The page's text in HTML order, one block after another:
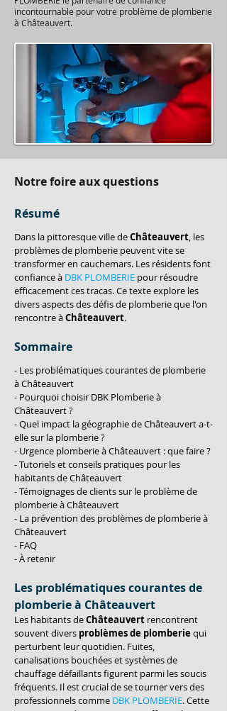
incontournable pour votre problème de plomberie
à Châteauvert.
Notre foire aux questions
Résumé
Dans la pittoresque ville de Châteauvert, les
problèmes de plomberie peuvent vite se
transformer en cauchemars. Les résidents font
confiance à DBK PLOMBERIE pour résoudre
efficacement ces tracas. Ce texte explore les
divers aspects des défis de plomberie que l'on
rencontre à Châteauvert.
Sommaire
- Les problématiques courantes de plomberie
à Châteauvert
- Pourquoi choisir DBK Plomberie à
Châteauvert ?
- Quel impact la géographie de Châteauvert a-t-
elle sur la plomberie ?
- Urgence plomberie à Châteauvert : que faire ?
- Tutoriels et conseils pratiques pour les
habitants de Châteauvert
- Témoignages de clients sur le problème de
plomberie à Châteauvert
- La prévention des problèmes de plomberie à
Châteauvert
- FAQ
- À retenir
Les problématiques courantes de
plomberie à Châteauvert
Les habitants de Châteauvert rencontrent
souvent divers problèmes de plomberie qui
perturbent leur quotidien. Fuites,
canalisations bouchées et systèmes de
chauffage défaillants figurent parmi les soucis
fréquents. Il est crucial de se tourner vers des
professionnels comme DBK PLOMBERIE. Cette